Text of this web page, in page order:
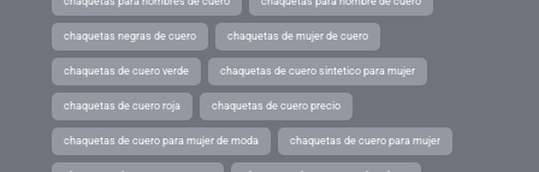
chaquetas negras de cuero chaquetas de mujer de cuero
chaquetas de cuero verde chaquetas de cuero sintetico para mujer
chaquetas de cuero roja chaquetas de cuero precio
chaquetas de cuero para mujer de moda chaquetas de cuero para mujer